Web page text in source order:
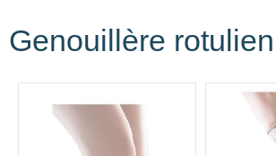
Genouillère